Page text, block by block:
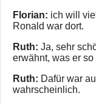
Florian: ich will
Ronald war dort.
Ruth: Ja, sehr
erwähnt, was er
Ruth: Dafür war
wahrscheinlich.